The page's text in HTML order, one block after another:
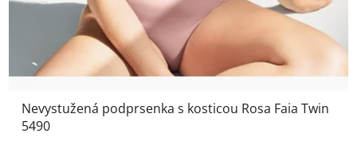
Nevystužená podprsenka s kosticou Rosa Faia Twin
5490